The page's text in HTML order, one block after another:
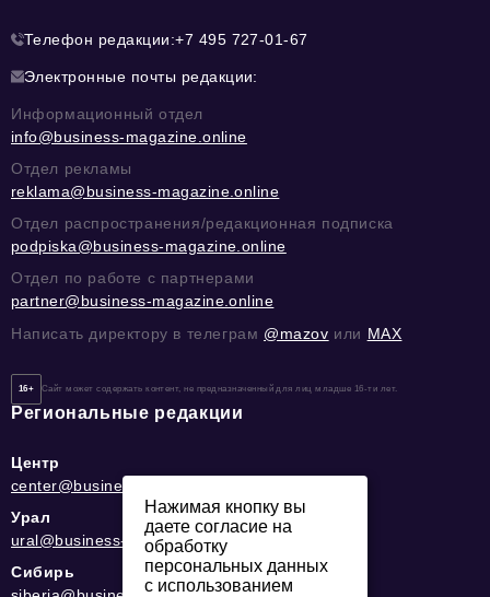
Телефон редакции:+7 495 727-01-67
Электронные почты редакции:
Информационный отдел
info@business-magazine.online
Отдел рекламы
reklama@business-magazine.online
Отдел распространения/редакционная подписка
podpiska@business-magazine.online
Отдел по работе с партнерами
partner@business-magazine.online
Написать директору в телеграм @mazov или MAX
16+ Сайт может содержать контент, не предназначенный для лиц младше 16-ти лет.
Региональные редакции
Центр
center@business-magazine.online
Урал
ural@business-magazine.online
Сибирь
Нажимая кнопку вы
даете согласие на
обработку
персональных данных
с использованием